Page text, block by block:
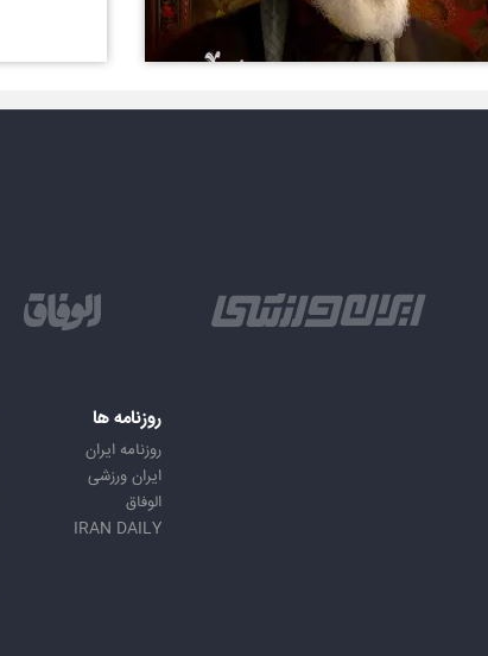
روزنامه ها
روزنامه ایران
ایران ورزشی
الوفاق
IRAN DAILY